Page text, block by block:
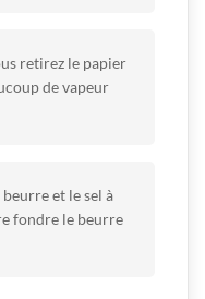
retirez le papier
de vapeur
et le sel à
fondre le beurre